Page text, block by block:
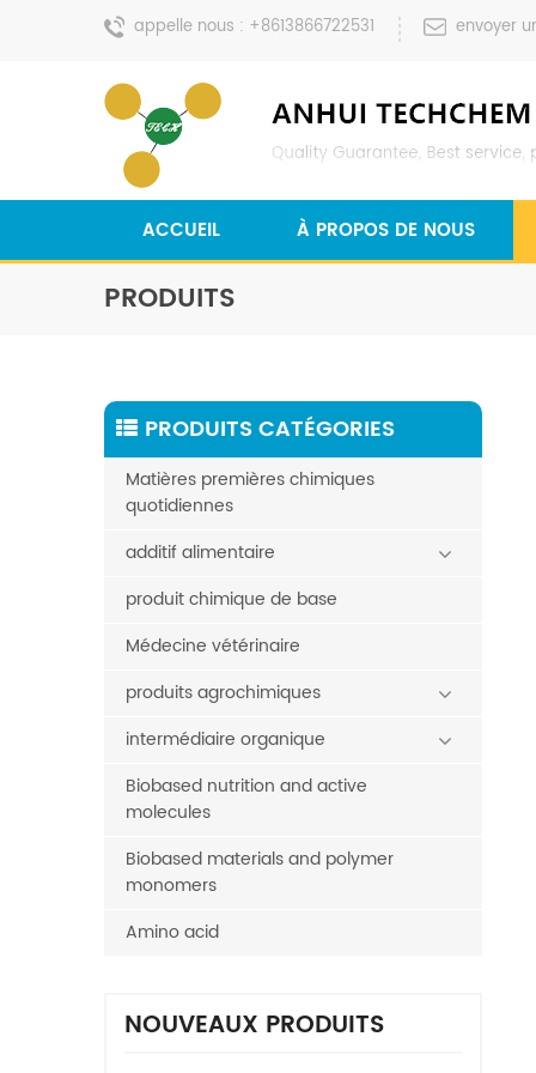
appelle nous : +8613866722531 envoyer
ACCUEIL À PROPOS DE NOUS
PRODUITS
PRODUITS CATÉGORIES
Matières premières chimiques
quotidiennes
additif alimentaire
produit chimique de base
Médecine vétérinaire
produits agrochimiques
intermédiaire organique
Biobased nutrition and active
molecules
Biobased materials and polymer
monomers
Amino acid
NOUVEAUX PRODUITS